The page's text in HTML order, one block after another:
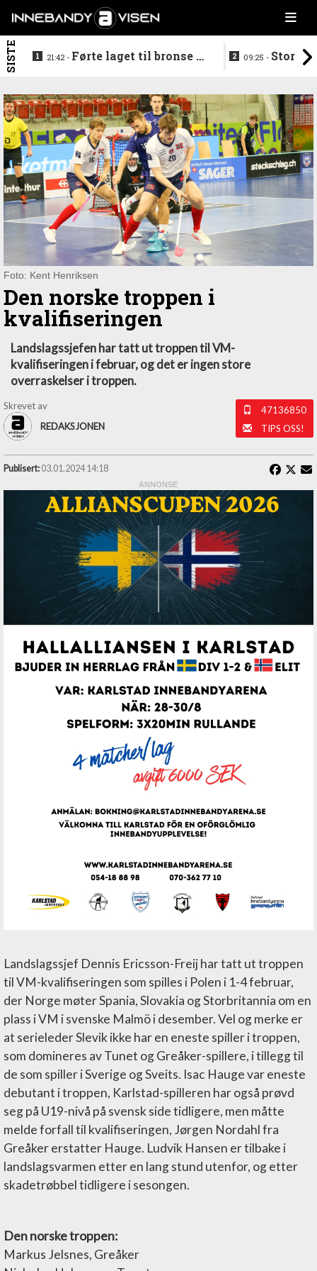
SISTE 21:42 - Førte laget til bronse -
09:25 -
Foto: Kent Henriksen
Den norske troppen i
kvalifiseringen
Landslagssjefen har tatt ut troppen til VM-
kvalifiseringen i februar, og det er ingen store
overraskelser i troppen.
Skrevet av
REDAKSJONEN
47136850
TIPS OSS!
Publisert: 03.01.2024 14:18
Landslagssjef Dennis Ericsson-Freij har tatt ut troppen
til VM-kvalifiseringen som spilles i Polen i 1-4 februar,
der Norge møter Spania, Slovakia og Storbritannia om en
plass i VM i svenske Malmö i desember. Vel og merke er
at serieleder Slevik ikke har en eneste spiller i troppen,
som domineres av Tunet og Greåker-spillere, i tillegg til
de som spiller i Sverige og Sveits. Isac Hauge var eneste
debutant i troppen, Karlstad-spilleren har også prøvd
seg på U19-nivå på svensk side tidligere, men måtte
melde forfall til kvalifiseringen, Jørgen Nordahl fra
Greåker erstatter Hauge. Ludvik Hansen er tilbake i
landslagsvarmen etter en lang stund utenfor, og etter
skadetrøbbel tidligere i sesongen.
Den norske troppen:
Markus Jelsnes, Greåker